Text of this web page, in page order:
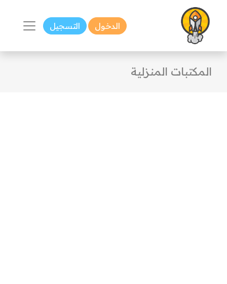
الدخول التسجيل
المكتبات المنزلية